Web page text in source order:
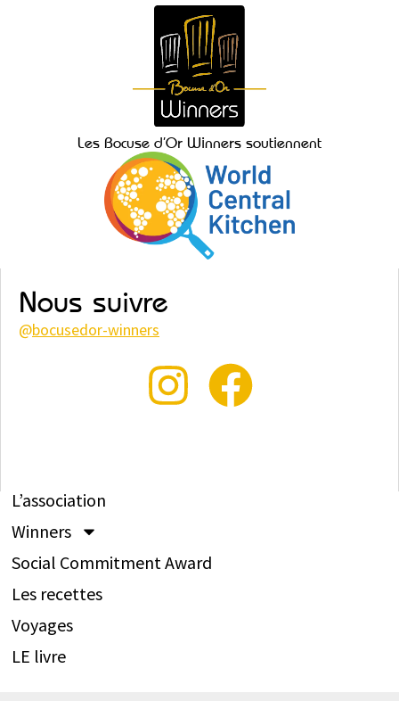
Les Bocuse d’Or Winners soutiennent
Nous suivre
@bocusedor-winners
L’association
Winners
Social Commitment Award
Les recettes
Voyages
LE livre